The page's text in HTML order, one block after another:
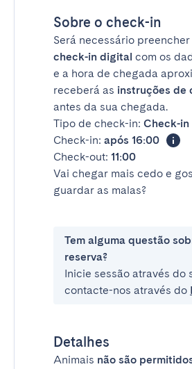
Sobre o check-in
Será necessário preencher
check-in digital com os
e a hora de chegada
receberá as instruções de
antes da sua chegada.
Tipo de check-in: Check-in
Check-in: após 16:00
Check-out: 11:00
Vai chegar mais cedo e
guardar as malas?
Tem alguma questão
reserva?
Inicie sessão através do
contacte-nos através do
Detalhes
Animais não são